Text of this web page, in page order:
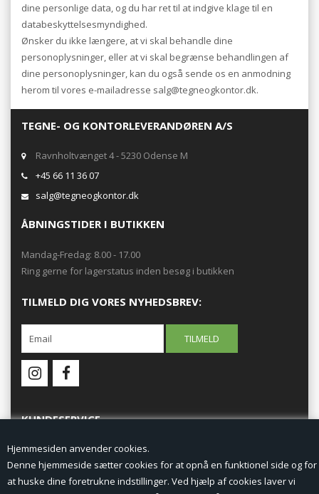
Hjemmesiden anvender cookies.
Denne hjemmeside sætter cookies for at opnå en funktionel side og for
at huske dine foretrukne indstillinger. Ved hjælp af cookies laver vi
dine personlige data, og du har ret til at indgive klage til en
databeskyttelsesmyndighed.
Ønsker du ikke længere, at vi skal behandle dine
personoplysninger, eller at vi skal begrænse behandlingen af
dine personoplysninger, kan du også sende os en anmodning
herom til vores e-mailadresse salg@tegneogkontor.dk.
TEGNE- OG KONTORLEVERANDØREN A/S
Ravnholtvænget 4 - 5230 Odense M
+45 66 11 36 07
salg@tegneogkontor.dk
ÅBNINGSTIDER I BUTIKKEN
Mandag-Fredag: 8.00 - 17.00
Ring gerne for lagerstatus inden besøg i butikken
TILMELD DIG VORES NYHEDSBREV:
KUNDESERVICE
Forside
Min Konto